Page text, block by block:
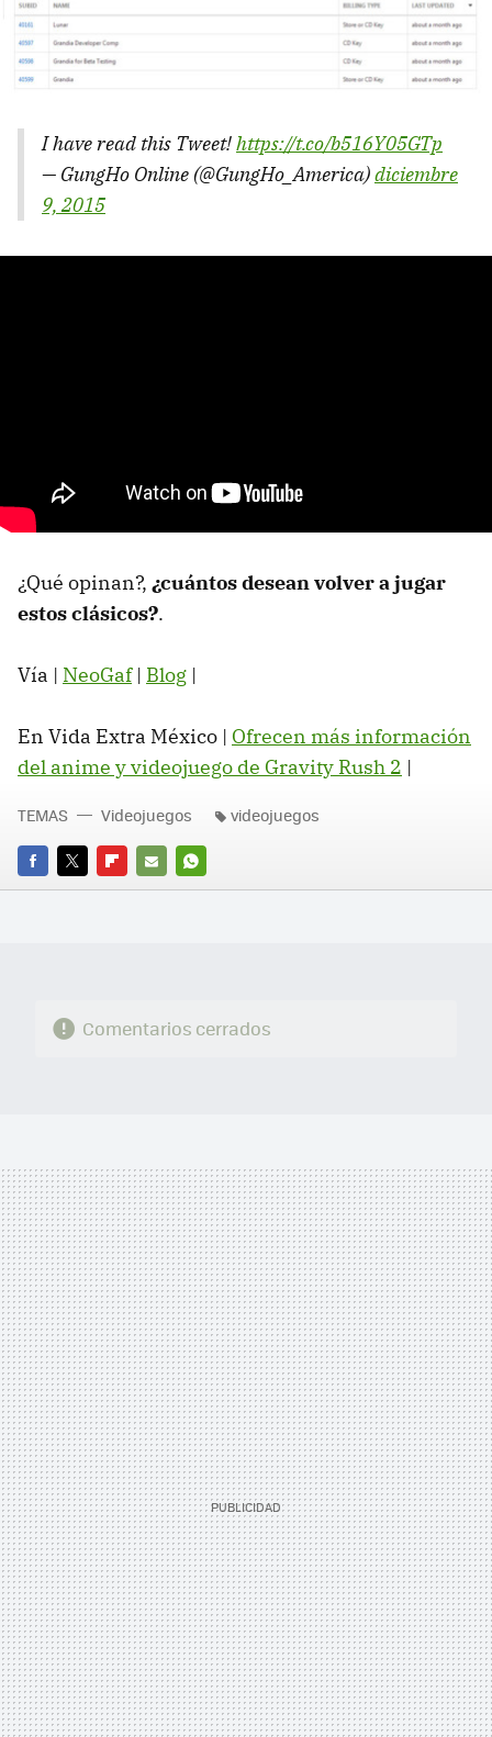
I have read this Tweet!https://t.co/b516Y05GTp
— GungHo Online (@GungHo_America)diciembre
9, 2015
¿Qué opinan?, ¿cuántos desean volver a jugar
estos clásicos?.
Vía | NeoGaf| Blog |
En Vida Extra México | Ofrecen más información
del anime y videojuego de Gravity Rush 2 ‏|
FACEBOOK
TWITTERFLIPBOARD
E-
WHATSAPP
TEMAS Videojuegos videojuegos
Comentarios cerrados